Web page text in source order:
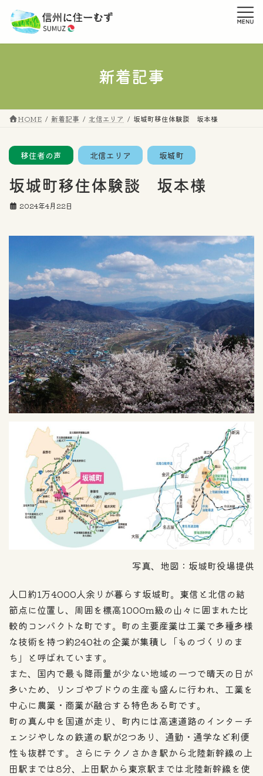
ン
プ
ー
動
新着記事
HOME 新着記事 北信エリア 坂城町移住体験談 坂本様
坂城町移住体験談 坂本様
2024年4月22日
写真、地図：坂城町役場提供
人口約1万4000人余りが暮らす坂城町。東信と北信の結
節点に位置し、周囲を標高1000m級の山々に囲まれた比
較的コンパクトな町です。町の主要産業は工業で多種多様
な技術を持つ約240社の企業が集積し「ものづくりのま
ち」と呼ばれています。
また、国内で最も降雨量が少ない地域の一つで晴天の日が
多いため、リンゴやブドウの生産も盛んに行われ、工業を
中心に農業・商業が融合する特色ある町です。
町の真ん中を国道が走り、町内には高速道路のインターチ
ェンジやしなの鉄道の駅が2つあり、通勤・通学など利便
性も抜群です。さらにテクノさかき駅から北陸新幹線の上
田駅までは8分、上田駅から東京駅までは北陸新幹線を使
北信エリア 坂城町
移住者の声